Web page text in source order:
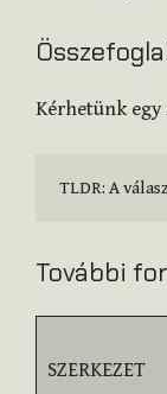
Kérhetünk egy
TLDR: A
További
SZERKEZET